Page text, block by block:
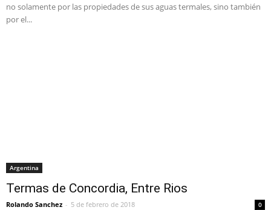
no solamente por las propiedades de sus aguas termales, sino también
por el...
Argentina
Termas de Concordia, Entre Rios
Rolando Sanchez - 5 de febrero de 2018 0